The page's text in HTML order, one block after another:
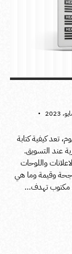
تعد كيفية كتابة
عند التسويق.
واللوحات
وقيمة وما هي
مكتوب تهدف…